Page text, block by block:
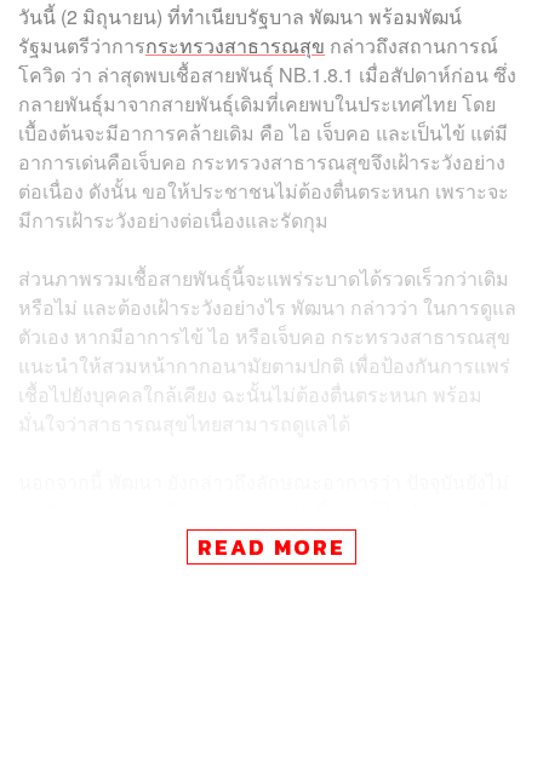
วันนี้ (2 มิถุนายน) ที่ทำเนียบรัฐบาล พัฒนา พร้อมพัฒน์
รัฐมนตรีว่าการกระทรวงสาธารณสุข กล่าวถึงสถานการณ์
โควิด ว่า ล่าสุดพบเชื้อสายพันธุ์ NB.1.8.1 เมื่อสัปดาห์ก่อน ซึ่ง
กลายพันธุ์มาจากสายพันธุ์เดิมที่เคยพบในประเทศไทย โดย
เบื้องต้นจะมีอาการคล้ายเดิม คือ ไอ เจ็บคอ และเป็นไข้ แต่มี
อาการเด่นคือเจ็บคอ กระทรวงสาธารณสุขจึงเฝ้าระวังอย่าง
ต่อเนื่อง ดังนั้น ขอให้ประชาชนไม่ต้องตื่นตระหนก เพราะจะ
มีการเฝ้าระวังอย่างต่อเนื่องและรัดกุม
ส่วนภาพรวมเชื้อสายพันธุ์นี้จะแพร่ระบาดได้รวดเร็วกว่าเดิม
หรือไม่ และต้องเฝ้าระวังอย่างไร พัฒนา กล่าวว่า ในการดูแล
ตัวเอง หากมีอาการไข้ ไอ หรือเจ็บคอ กระทรวงสาธารณสุข
แนะนำให้สวมหน้ากากอนามัยตามปกติ เพื่อป้องกันการแพร่
เชื้อไปยังบุคคลใกล้เคียง ฉะนั้นไม่ต้องตื่นตระหนก พร้อม
มั่นใจว่าสาธารณสุขไทยสามารถดูแลได้
กรมควบคุมโรคได้เผยแพร่ข่าวประชาสัมพันธ์มาตั้งแต่วันที่
24 พฤษภาคมที่ผ่านมาแล้ว พร้อมย้ำว่ากระทรวง
READ MORE